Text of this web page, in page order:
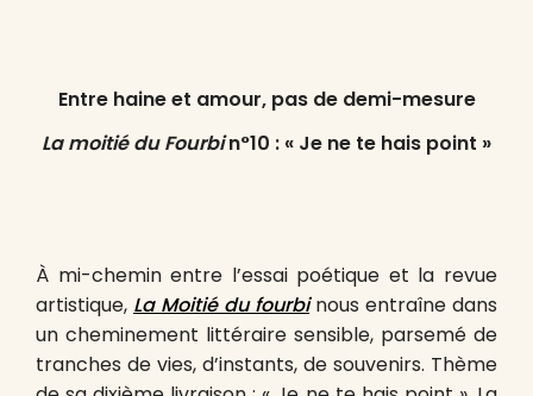
Entre haine et amour, pas de demi-mesure
La moitié du Fourbin°10 : « Je ne te hais point »
À mi-chemin entre l’essai poétique et la revue
artistique, La Moitié du fourbinous entraîne dans
un cheminement littéraire sensible, parsemé de
tranches de vies, d’instants, de souvenirs. Thème